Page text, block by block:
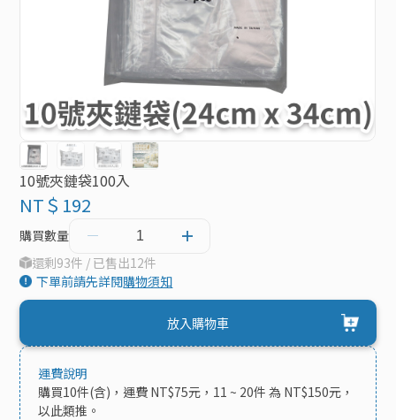
10號夾鏈袋100入
NT＄192
購買數量
還剩93件 / 已售出12件
下單前請先詳閱購物須知
放入購物車
運費說明
購買10件(含)，運費 NT$75元，11 ~ 20件 為 NT$150元，
以此類推。